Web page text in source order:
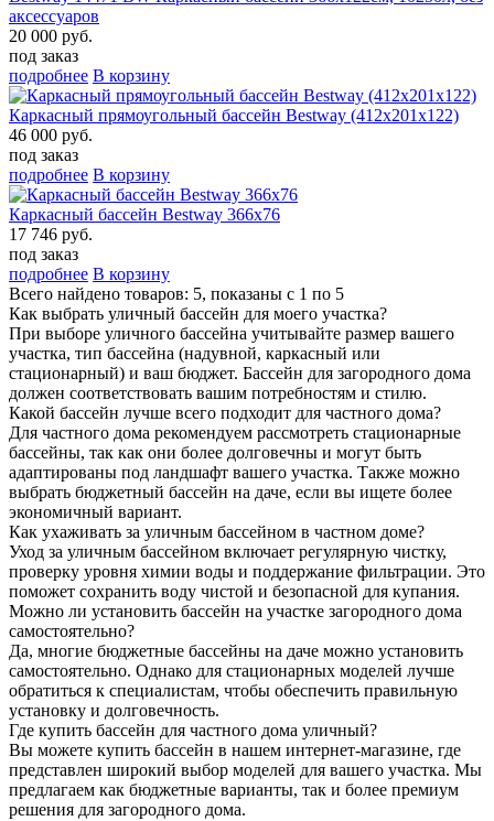
аксессуаров
20 000 руб.
под заказ
подробнее В корзину
Каркасный прямоугольный бассейн Bestway (412х201х122)
46 000 руб.
под заказ
подробнее В корзину
Каркасный бассейн Bestway 366х76
17 746 руб.
под заказ
подробнее В корзину
Всего найдено товаров: 5, показаны с 1 по 5
Как выбрать уличный бассейн для моего участка?
При выборе уличного бассейна учитывайте размер вашего
участка, тип бассейна (надувной, каркасный или
стационарный) и ваш бюджет. Бассейн для загородного дома
должен соответствовать вашим потребностям и стилю.
Какой бассейн лучше всего подходит для частного дома?
Для частного дома рекомендуем рассмотреть стационарные
бассейны, так как они более долговечны и могут быть
адаптированы под ландшафт вашего участка. Также можно
выбрать бюджетный бассейн на даче, если вы ищете более
экономичный вариант.
Как ухаживать за уличным бассейном в частном доме?
Уход за уличным бассейном включает регулярную чистку,
проверку уровня химии воды и поддержание фильтрации. Это
поможет сохранить воду чистой и безопасной для купания.
Можно ли установить бассейн на участке загородного дома
самостоятельно?
Да, многие бюджетные бассейны на даче можно установить
самостоятельно. Однако для стационарных моделей лучше
обратиться к специалистам, чтобы обеспечить правильную
установку и долговечность.
Где купить бассейн для частного дома уличный?
Вы можете купить бассейн в нашем интернет-магазине, где
представлен широкий выбор моделей для вашего участка. Мы
предлагаем как бюджетные варианты, так и более премиум
решения для загородного дома.